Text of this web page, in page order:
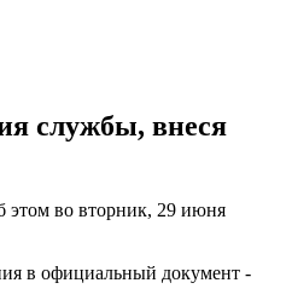
службы, внеся
этом во вторник, 29 июня
в официальный документ -